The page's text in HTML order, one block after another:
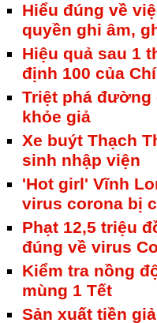
Hiểu đúng về
quyền ghi âm,
Hiệu quả sau 1
định 100 của
Triệt phá đường
khỏe giả
Xe buýt Thạch
sinh nhập viện
'Hot girl' Vĩnh
virus corona bị
Phạt 12,5 triệu
đúng về virus
Kiểm tra nồng
mùng 1 Tết
Sản xuất tiền